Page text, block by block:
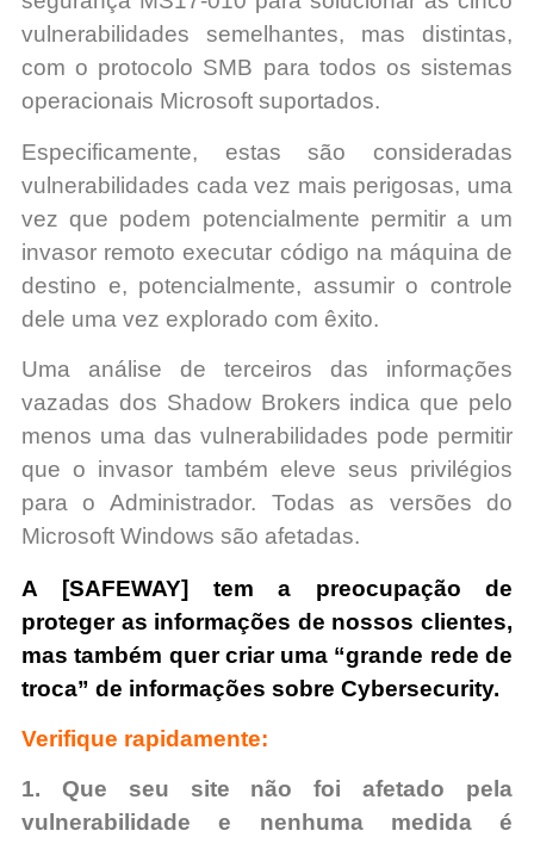
vulnerabilidades semelhantes, mas distintas,
com o protocolo SMB para todos os sistemas
operacionais Microsoft suportados.
Especificamente, estas são consideradas
vulnerabilidades cada vez mais perigosas, uma
vez que podem potencialmente permitir a um
invasor remoto executar código na máquina de
destino e, potencialmente, assumir o controle
dele uma vez explorado com êxito.
Uma análise de terceiros das informações
vazadas dos Shadow Brokers indica que pelo
menos uma das vulnerabilidades pode permitir
que o invasor também eleve seus privilégios
para o Administrador. Todas as versões do
Microsoft Windows são afetadas.
A [SAFEWAY] tem a preocupação de
proteger as informações de nossos clientes,
mas também quer criar uma “grande rede de
troca” de informações sobre Cybersecurity.
Verifique rapidamente:
1. Que seu site não foi afetado pela
vulnerabilidade e nenhuma medida é